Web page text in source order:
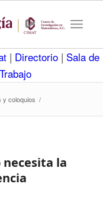
| Directorio | Sala de
y coloquios /
necesita la